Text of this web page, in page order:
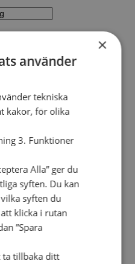
×
använder
tekniska
kakor, för olika
3. Funktioner
Alla” ger du
syften. Du kan
syften du
klicka i rutan
”Spara
ta tillbaka ditt